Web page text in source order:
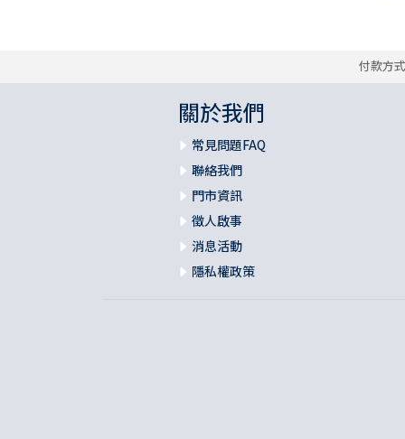
付款方
關於我們
常見問題FAQ
聯絡我們
門市資訊
徵人啟事
消息活動
隱私權政策